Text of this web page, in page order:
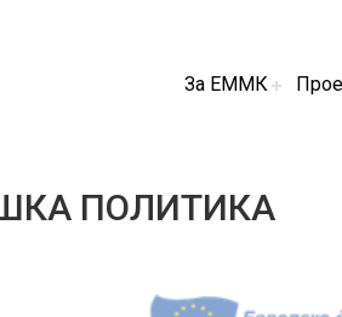
За ЕММК
ПОЛИТИКА